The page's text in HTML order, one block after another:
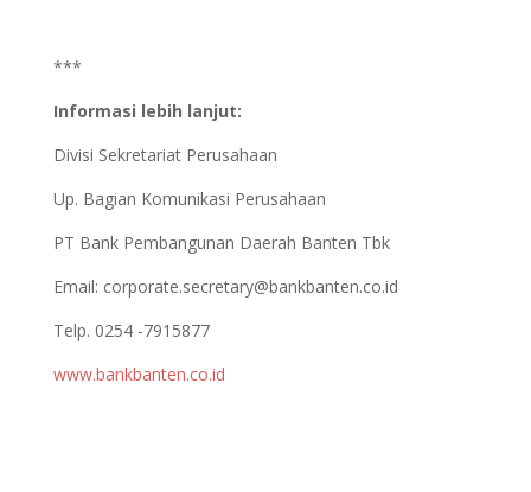
***
Informasi lebih lanjut:
Divisi Sekretariat Perusahaan
Up. Bagian Komunikasi Perusahaan
PT Bank Pembangunan Daerah Banten Tbk
Email: corporate.secretary@bankbanten.co.id
Telp. 0254 -7915877
www.bankbanten.co.id